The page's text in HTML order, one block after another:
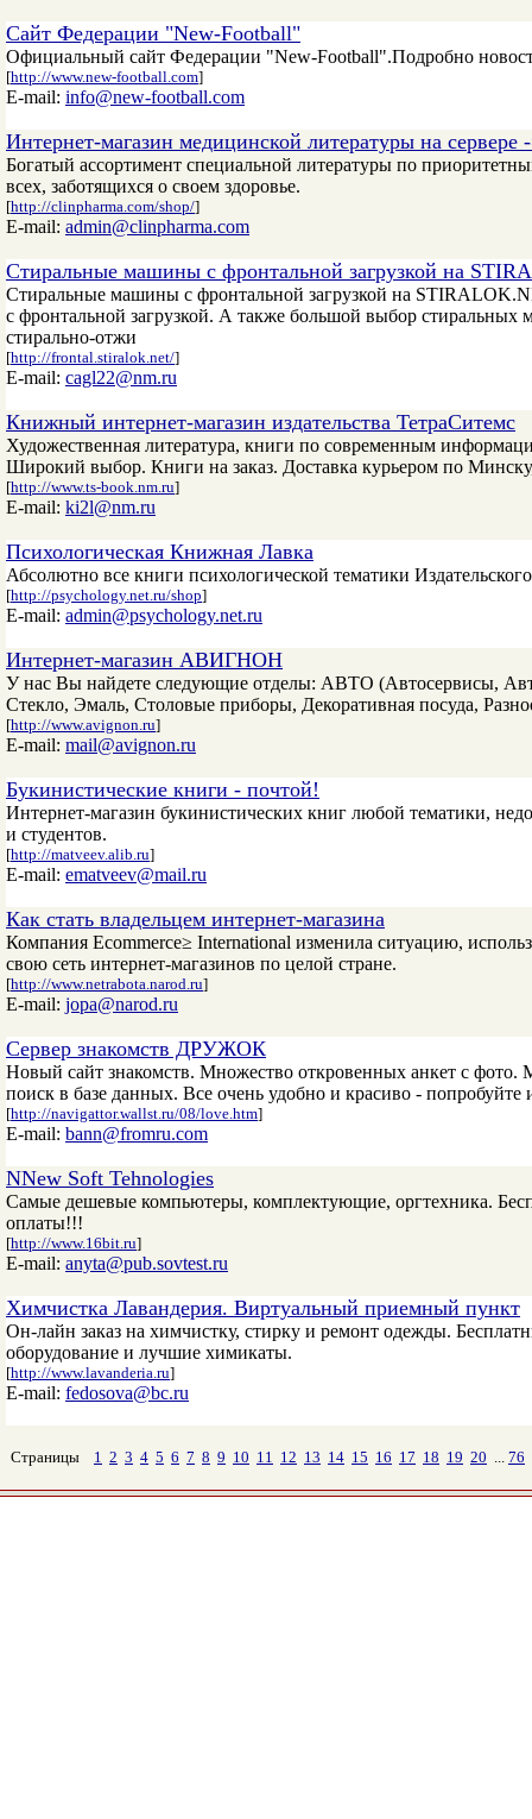
Сайт Федерации "New-Football"
Официальный сайт Федерации "New-Football".Подробно
[http://www.new-football.com]
E-mail: info@new-football.com
Интернет-магазин медицинской литературы на
Богатый ассортимент специальной литературы по
всех, заботящихся о своем здоровье.
[http://clinpharma.com/shop/]
E-mail: admin@clinpharma.com
Стиральные машины с фронтальной загрузкой на
Стиральные машины с фронтальной загрузкой на
с фронтальной загрузкой. А также большой выбор
стирально-отжи
[http://frontal.stiralok.net/]
E-mail: cagl22@nm.ru
Книжный интернет-магазин издательства ТетраСитемс
Художественная литература, книги по современным
Широкий выбор. Книги на заказ. Доставка курьером по
[http://www.ts-book.nm.ru]
E-mail: ki2l@nm.ru
Психологическая Книжная Лавка
Абсолютно все книги психологической тематики
[http://psychology.net.ru/shop]
E-mail: admin@psychology.net.ru
Интернет-магазин АВИГНОН
У нас Вы найдете следующие отделы: АВТО (Автосервисы,
Стекло, Эмаль, Cтоловые приборы, Декоративная посуда,
[http://www.avignon.ru]
E-mail: mail@avignon.ru
Букинистические книги - почтой!
Интернет-магазин букинистических книг любой тематики,
и студентов.
[http://matveev.alib.ru]
E-mail: ematveev@mail.ru
Как стать владельцем интернет-магазина
Компания Ecommerce≥ International изменила ситуацию,
свою сеть интернет-магазинов по целой стране.
[http://www.netrabota.narod.ru]
E-mail: jopa@narod.ru
Сервер знакомств ДРУЖОК
Новый сайт знакомств. Множество откровенных анкет с фото.
поиск в базе данных. Все очень удобно и красиво -
[http://navigattor.wallst.ru/08/love.htm]
E-mail: bann@fromru.com
NNew Soft Tehnologies
Самые дешевые компьютеры, комплектующие, оргтехника.
оплаты!!!
[http://www.16bit.ru]
E-mail: anyta@pub.sovtest.ru
Химчистка Лавандерия. Виртуальный приемный пункт
Он-лайн заказ на химчистку, стирку и ремонт одежды.
оборудование и лучшие химикаты.
[http://www.lavanderia.ru]
E-mail: fedosova@bc.ru
Страницы 1 2 3 4 5 6 7 8 9 10 11 12 13 14 15 16 17 18 19 20 ... 76